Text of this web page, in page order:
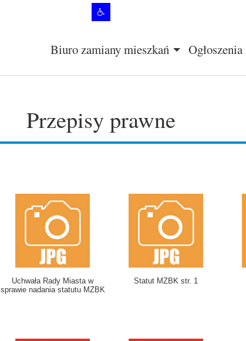
Biuro zamiany mieszkań
Ogłoszenia
Przepisy prawne
Uchwała Rady Miasta w
sprawie nadania statutu MZBK
Statut MZBK str. 1